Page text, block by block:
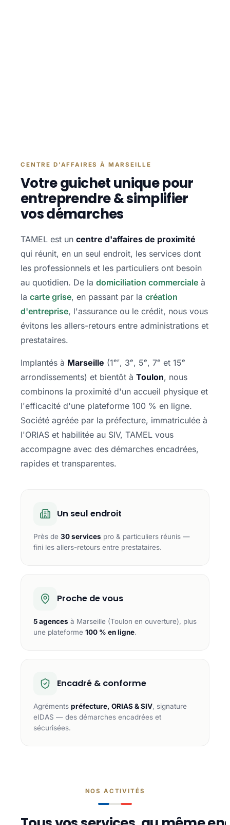
CENTRE D'AFFAIRES À MARSEILLE
Votre guichet unique pour
entreprendre & simplifier
vos démarches
TAMEL est un centre d'affaires de proximité
qui réunit, en un seul endroit, les services dont
les professionnels et les particuliers ont besoin
au quotidien. De la domiciliation commerciale à
la carte grise, en passant par la création
d'entreprise, l'assurance ou le crédit, nous vous
évitons les allers-retours entre administrations et
prestataires.
Implantés à Marseille (1ᵉʳ, 3ᵉ, 5ᵉ, 7ᵉ et 15ᵉ
arrondissements) et bientôt à Toulon, nous
combinons la proximité d'un accueil physique et
l'efficacité d'une plateforme 100 % en ligne.
Société agréée par la préfecture, immatriculée à
l'ORIAS et habilitée au SIV, TAMEL vous
accompagne avec des démarches encadrées,
rapides et transparentes.
Un seul endroit
Près de 30 services pro & particuliers réunis —
fini les allers-retours entre prestataires.
Proche de vous
5 agences à Marseille (Toulon en ouverture), plus
une plateforme 100 % en ligne.
Encadré & conforme
Agréments préfecture, ORIAS & SIV, signature
eIDAS — des démarches encadrées et
sécurisées.
NOS ACTIVITÉS